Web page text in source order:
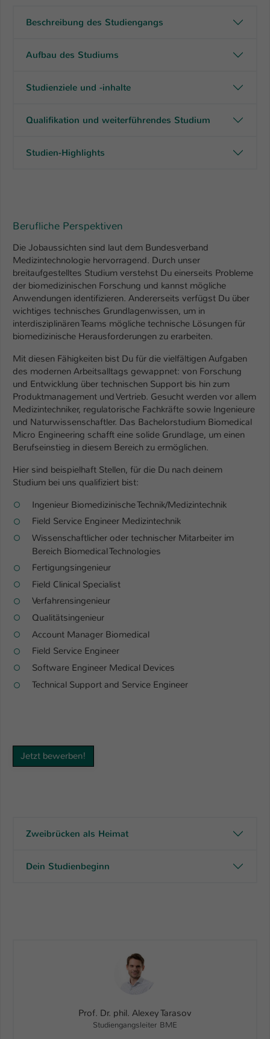
Beschreibung des Studiengangs
Aufbau des Studiums
Studienziele und -inhalte
Qualifikation und weiterführendes Studium
Studien-Highlights
Berufliche Perspektiven
Die Jobaussichten sind laut dem Bundesverband
Medizintechnologie hervorragend. Durch unser
breitaufgestelltes Studium verstehst Du einerseits Probleme
der biomedizinischen Forschung und kannst mögliche
Anwendungen identifizieren. Andererseits verfügst Du über
wichtiges technisches Grundlagenwissen, um in
interdisziplinären Teams mögliche technische Lösungen für
biomedizinische Herausforderungen zu erarbeiten.
Mit diesen Fähigkeiten bist Du für die vielfältigen Aufgaben
des modernen Arbeitsalltags gewappnet: von Forschung
und Entwicklung über technischen Support bis hin zum
Produktmanagement und Vertrieb. Gesucht werden vor allem
Medizintechniker, regulatorische Fachkräfte sowie Ingenieure
und Naturwissenschaftler. Das Bachelorstudium Biomedical
Micro Engineering schafft eine solide Grundlage, um einen
Berufseinstieg in diesem Bereich zu ermöglichen.
Hier sind beispielhaft Stellen, für die Du nach deinem
Studium bei uns qualifiziert bist:
Ingenieur Biomedizinische Technik/Medizintechnik
Field Service Engineer Medizintechnik
Wissenschaftlicher oder technischer Mitarbeiter im
Bereich Biomedical Technologies
Fertigungsingenieur
Field Clinical Specialist
Verfahrensingenieur
Qualitätsingenieur
Account Manager Biomedical
Field Service Engineer
Software Engineer Medical Devices
Technical Support and Service Engineer
Jetzt bewerben!
Zweibrücken als Heimat
Dein Studienbeginn
Prof. Dr. phil. Alexey Tarasov
Studiengangsleiter BME